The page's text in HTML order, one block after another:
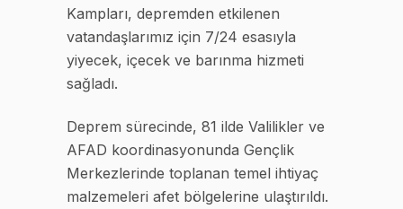
Kampları, depremden etkilenen
vatandaşlarımız için 7/24 esasıyla
yiyecek, içecek ve barınma hizmeti
sağladı.
Deprem sürecinde, 81 ilde Valilikler ve
AFAD koordinasyonunda Gençlik
Merkezlerinde toplanan temel ihtiyaç
malzemeleri afet bölgelerine ulaştırıldı.